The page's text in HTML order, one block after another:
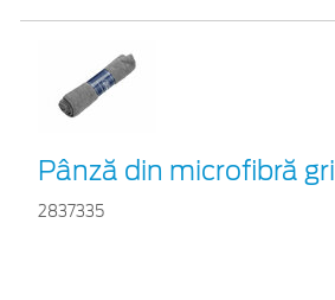
Pânză din microfibră gri
2837335